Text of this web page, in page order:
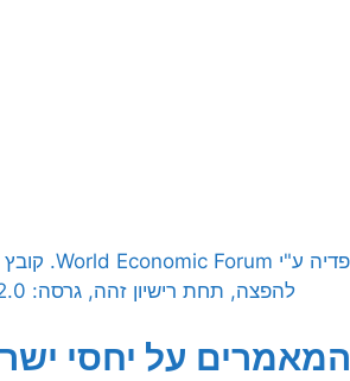
להפצה, תחת רישיון זהה, גרסה: CC BY-SA 2.0]
על יחסי